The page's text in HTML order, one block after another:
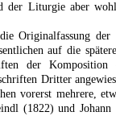
der Liturgie aber
Originalfassung
auf die
der
Dritter
vorerst mehrere,
(1822) und Johann